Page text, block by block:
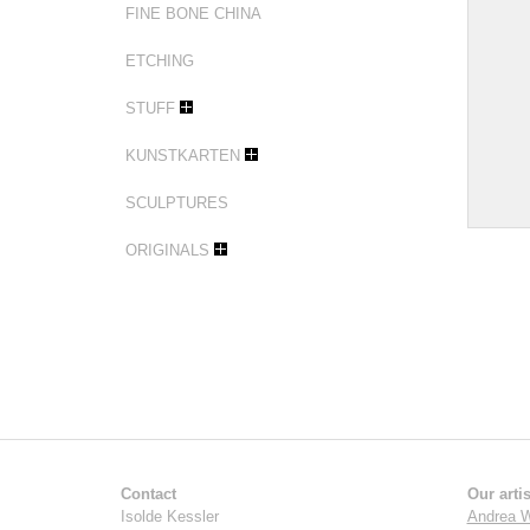
FINE BONE CHINA
ETCHING
STUFF
KUNSTKARTEN
SCULPTURES
ORIGINALS
Contact
Isolde Kessler
Our
Andrea